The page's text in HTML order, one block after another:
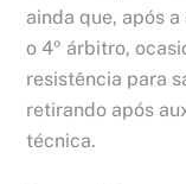
ainda que, após
o 4º árbitro,
resistência para
retirando após
técnica.